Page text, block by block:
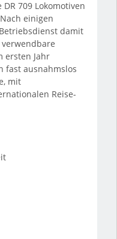
709 Lokomotiven
einigen
damit
ersten Jahr
fast ausnahmslos
mit
Reise-